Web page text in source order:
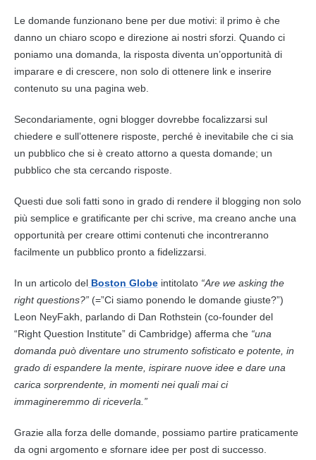
Le domande funzionano bene per due motivi: il primo è che
danno un chiaro scopo e direzione ai nostri sforzi. Quando ci
poniamo una domanda, la risposta diventa un’opportunità di
imparare e di crescere, non solo di ottenere link e inserire
contenuto su una pagina web.
Secondariamente, ogni blogger dovrebbe focalizzarsi sul
chiedere e sull’ottenere risposte, perché è inevitabile che ci sia
un pubblico che si è creato attorno a questa domande; un
pubblico che sta cercando risposte.
Questi due soli fatti sono in grado di rendere il blogging non solo
più semplice e gratificante per chi scrive, ma creano anche una
opportunità per creare ottimi contenuti che incontreranno
facilmente un pubblico pronto a fidelizzarsi.
In un articolo del Boston Globe intitolato “Are we asking the
right questions?” (=”Ci siamo ponendo le domande giuste?”)
Leon NeyFakh, parlando di Dan Rothstein (co-founder del
“Right Question Institute” di Cambridge) afferma che “una
domanda può diventare uno strumento sofisticato e potente, in
grado di espandere la mente, ispirare nuove idee e dare una
carica sorprendente, in momenti nei quali mai ci
immagineremmo di riceverla.”
Grazie alla forza delle domande, possiamo partire praticamente
da ogni argomento e sfornare idee per post di successo.